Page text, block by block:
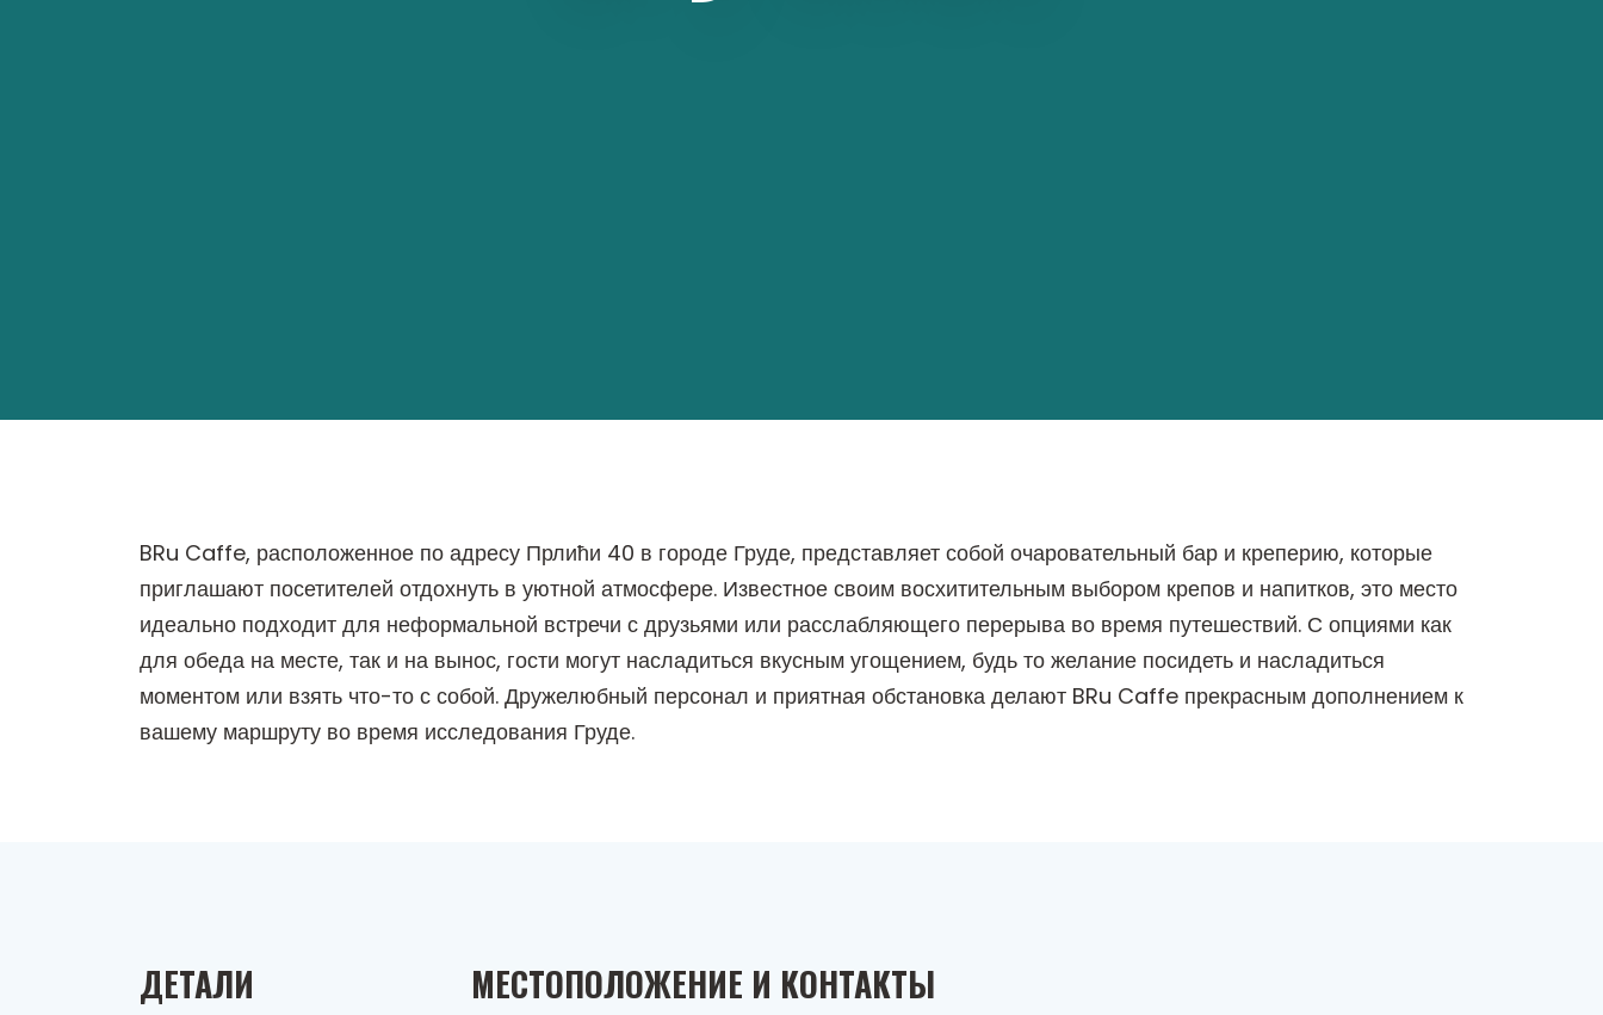
BRu Caffe, расположенное по адресу Прлићи 40 в городе Груде, представляет собой очаровательный бар и креперию, которые
приглашают посетителей отдохнуть в уютной атмосфере. Известное своим восхитительным выбором крепов и напитков, это место
идеально подходит для неформальной встречи с друзьями или расслабляющего перерыва во время путешествий. С опциями как
для обеда на месте, так и на вынос, гости могут насладиться вкусным угощением, будь то желание посидеть и насладиться
моментом или взять что-то с собой. Дружелюбный персонал и приятная обстановка делают BRu Caffe прекрасным дополнением к
вашему маршруту во время исследования Груде.
ДЕТАЛИ МЕСТОПОЛОЖЕНИЕ И КОНТАКТЫ